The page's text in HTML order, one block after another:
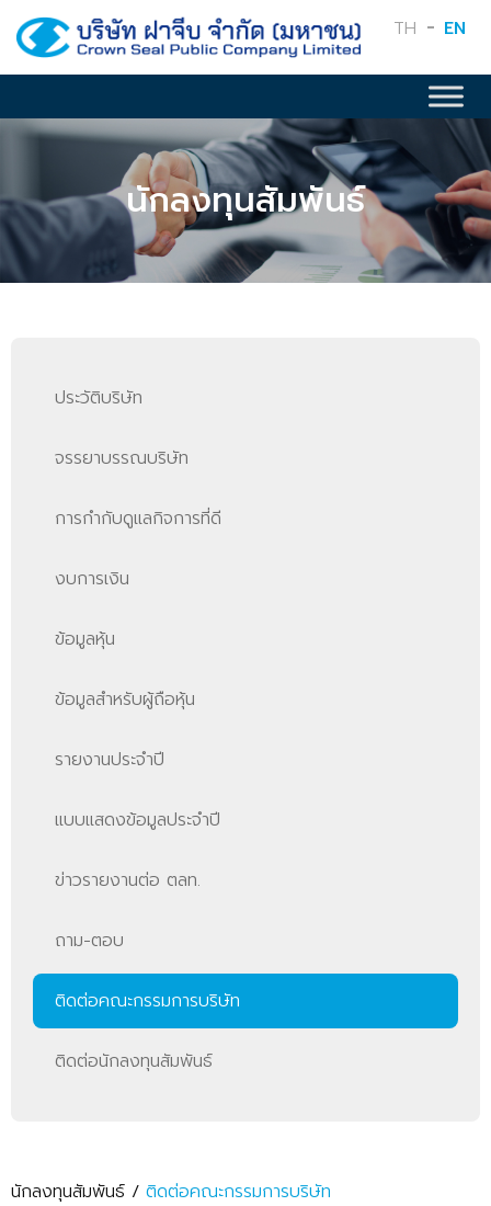
TH EN
นักลงทุนสัมพันธ์
ประวัติบริษัท
จรรยาบรรณบริษัท
การกำกับดูแลกิจการที่ดี
งบการเงิน
ข้อมูลหุ้น
ข้อมูลสำหรับผู้ถือหุ้น
รายงานประจำปี
แบบแสดงข้อมูลประจำปี
ข่าวรายงานต่อ ตลท.
ถาม-ตอบ
ติดต่อคณะกรรมการบริษัท
ติดต่อนักลงทุนสัมพันธ์
นักลงทุนสัมพันธ์ / ติดต่อคณะกรรมการบริษัท